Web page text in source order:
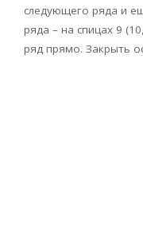
следующего ряда и
ряда – на спицах 9
ряд прямо. Закрыть